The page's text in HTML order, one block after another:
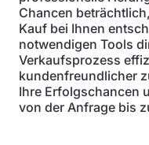
Chancen
Kauf bei Ihnen
notwendigen Tools
Verkaufsprozess
kundenfreundlicher
Ihre Erfolgschancen
von der Anfrage bis